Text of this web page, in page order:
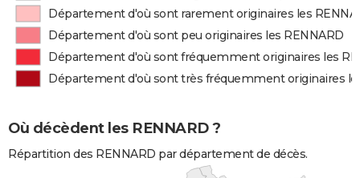
Département d'où sont rarement originaires les
Département d'où sont peu originaires les RENNARD
Département d'où sont fréquemment originaires les
Département d'où sont très fréquemment originaires
Où décèdent les RENNARD ?
Répartition des RENNARD par département de décès.